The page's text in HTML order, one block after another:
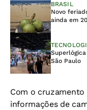
BRASIL
Novo
ainda em
São Paulo
Com o cruzamento
informações de